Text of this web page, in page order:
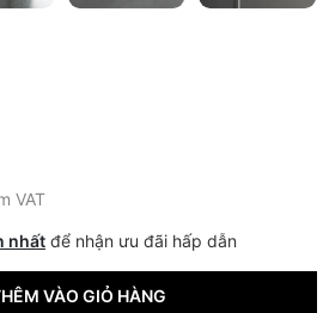
VAT
nhất để nhận ưu đãi hấp dẫn
VÀO GIỎ HÀNG